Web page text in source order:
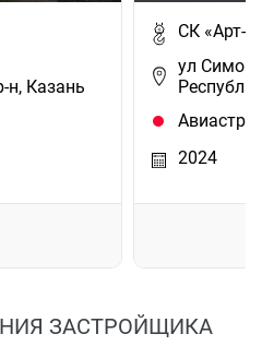
н, Казань
СК «Арт-
ул
2024
ЗАСТРОЙЩИКА